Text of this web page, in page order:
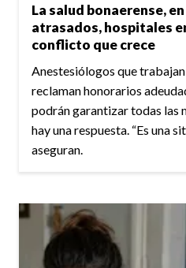
La salud bonaerense,
atrasados, hospitales
conflicto que crece
Anestesiólogos que
reclaman honorarios
podrán garantizar todas las
hay una respuesta. “Es una
aseguran.